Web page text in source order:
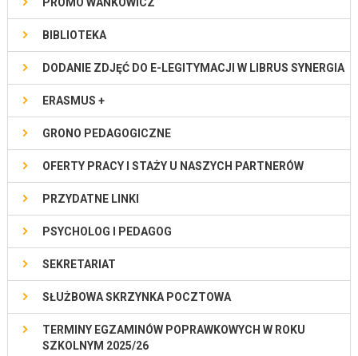
BIBLIOTEKA
DODANIE ZDJĘĆ DO E-LEGITYMACJI W LIBRUS SYNERGIA
ERASMUS +
GRONO PEDAGOGICZNE
OFERTY PRACY I STAŻY U NASZYCH PARTNERÓW
PRZYDATNE LINKI
PSYCHOLOG I PEDAGOG
SEKRETARIAT
SŁUŻBOWA SKRZYNKA POCZTOWA
TERMINY EGZAMINÓW POPRAWKOWYCH W ROKU
SZKOLNYM 2025/26